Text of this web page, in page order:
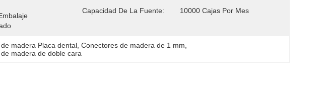
Capacidad De La Fuente: 10000 Cajas Por Mes
madera Placa dental , Conectores de madera de 1 mm
madera de doble cara